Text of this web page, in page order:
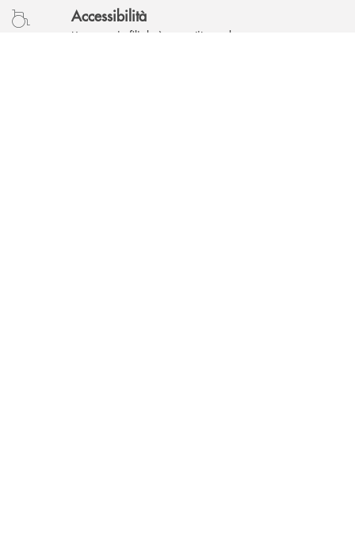
Accessibilità
L'accesso in filiale è garantito anche a persone con